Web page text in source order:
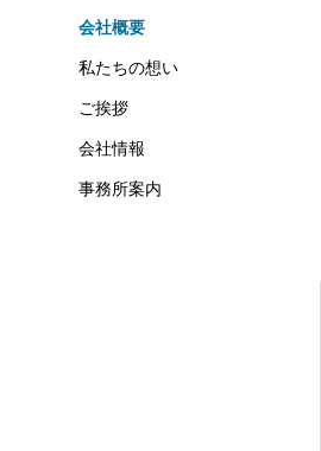
会社概要
私たちの想い
ご挨拶
会社情報
事務所案内